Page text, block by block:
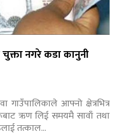
नगरे कडा कानुनी
गाउँपालिकाले आफ्नो क्षेत्रभित्र
ऋण लिई समयमै सावाँ तथा
तत्काल…